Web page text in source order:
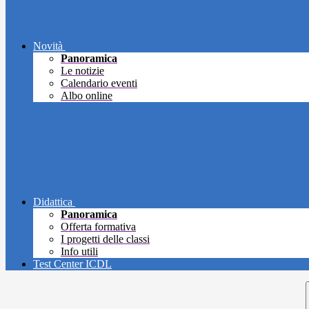
Novità
Panoramica
Le notizie
Calendario eventi
Albo online
Didattica
Panoramica
Offerta formativa
I progetti delle classi
Info utili
Test Center ICDL